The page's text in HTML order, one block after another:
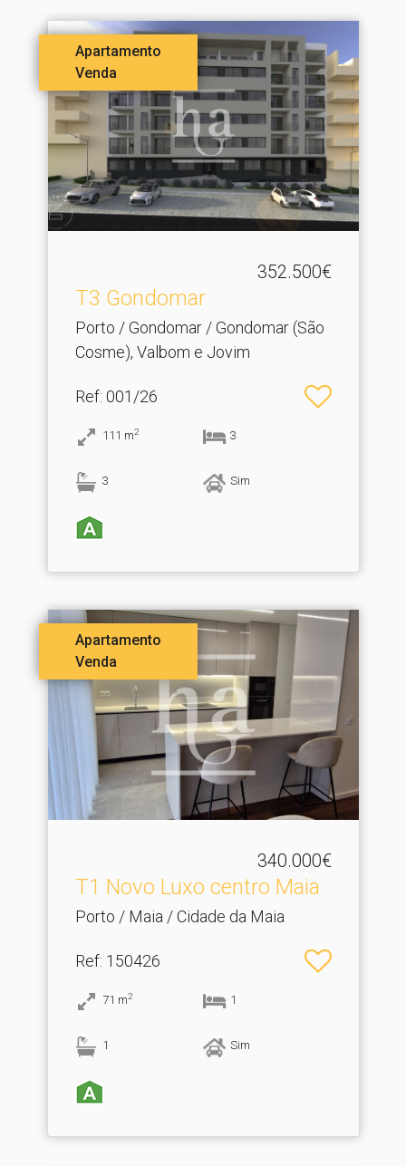
Apartamento
Venda
352.500€
T3 Gondomar
Porto / Gondomar / Gondomar (São
Cosme), Valbom e Jovim
Ref: 001/26
111 m2 3
3 Sim
Apartamento
Venda
340.000€
T1 Novo Luxo centro Maia
Porto / Maia / Cidade da Maia
Ref: 150426
71 m2 1
1 Sim